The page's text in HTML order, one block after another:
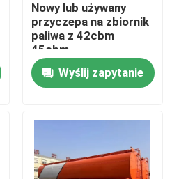
Nowy lub używany
przyczepa na zbiornik
paliwa z 42cbm
45cbm
Wyślij zapytanie